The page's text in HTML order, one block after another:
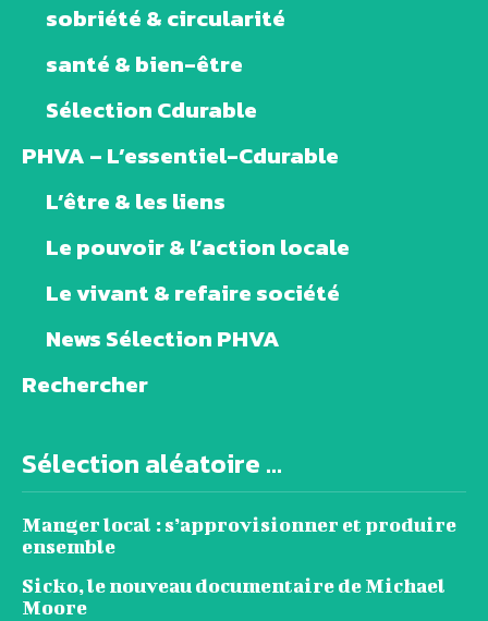
sobriété & circularité
santé & bien-être
Sélection Cdurable
PHVA – L’essentiel-Cdurable
L’être & les liens
Le pouvoir & l’action locale
Le vivant & refaire société
News Sélection PHVA
Rechercher
Sélection aléatoire ...
Manger local : s’approvisionner et produire
ensemble
Sicko, le nouveau documentaire de Michael
Moore